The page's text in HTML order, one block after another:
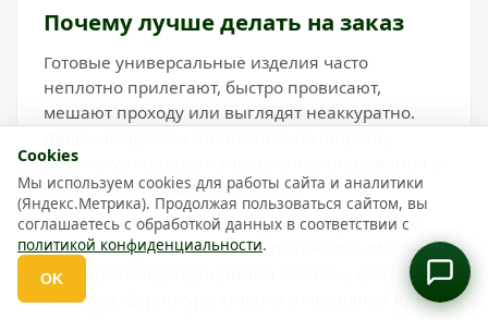
Почему лучше делать на заказ
Готовые универсальные изделия часто
неплотно прилегают, быстро провисают,
мешают проходу или выглядят неаккуратно.
высоте, материалу, направлению открывания и
наличию места для крепления.
Изготовление по индивидуальным размерам
позволяет учесть все эти особенности. Мастер
подбирает подходящий тип системы, цвет
профиля, фурнитуру, сторону открывания и
Cookies
Мы используем cookies для работы сайта и аналитики
(Яндекс.Метрика). Продолжая пользоваться сайтом, вы
соглашаетесь с обработкой данных в соответствии с
политикой конфиденциальности.
OK